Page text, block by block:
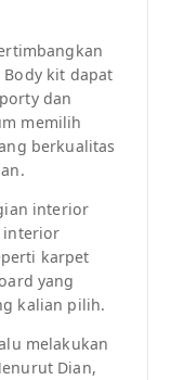
kit dapat
dan
memilih
berkualitas
interior
interior
karpet
yang
kalian pilih.
melakukan
Dian,